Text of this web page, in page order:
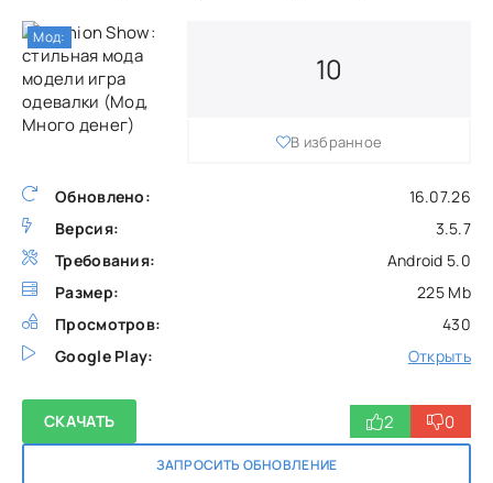
Обновлено:
16.07.26
Версия:
3.5.7
Требования:
Android 5.0
Размер:
225 Mb
Просмотров:
430
Google Play:
Открыть
10
В избранное
СКАЧАТЬ
ЗАПРОСИТЬ ОБНОВЛЕНИЕ
2 0
Мод: